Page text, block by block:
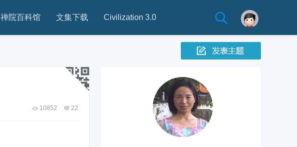
禅院百科馆 文集下载 Civilization 3.0
10852 22